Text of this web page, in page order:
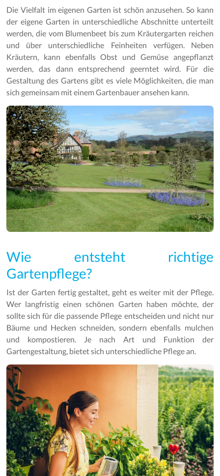
Die Vielfalt im eigenen Garten ist schön anzusehen. So kann
der eigene Garten in unterschiedliche Abschnitte unterteilt
werden, die vom Blumenbeet bis zum Kräutergarten reichen
und über unterschiedliche Feinheiten verfügen. Neben
Kräutern, kann ebenfalls Obst und Gemüse angepflanzt
werden, das dann entsprechend geerntet wird. Für die
Gestaltung des Gartens gibt es viele Möglichkeiten, die man
sich gemeinsam mit einem Gartenbauer ansehen kann.
Wie entsteht richtige
Gartenpflege?
Ist der Garten fertig gestaltet, geht es weiter mit der Pflege.
Wer langfristig einen schönen Garten haben möchte, der
sollte sich für die passende Pflege entscheiden und nicht nur
Bäume und Hecken schneiden, sondern ebenfalls mulchen
und kompostieren. Je nach Art und Funktion der
Gartengestaltung, bietet sich unterschiedliche Pflege an.